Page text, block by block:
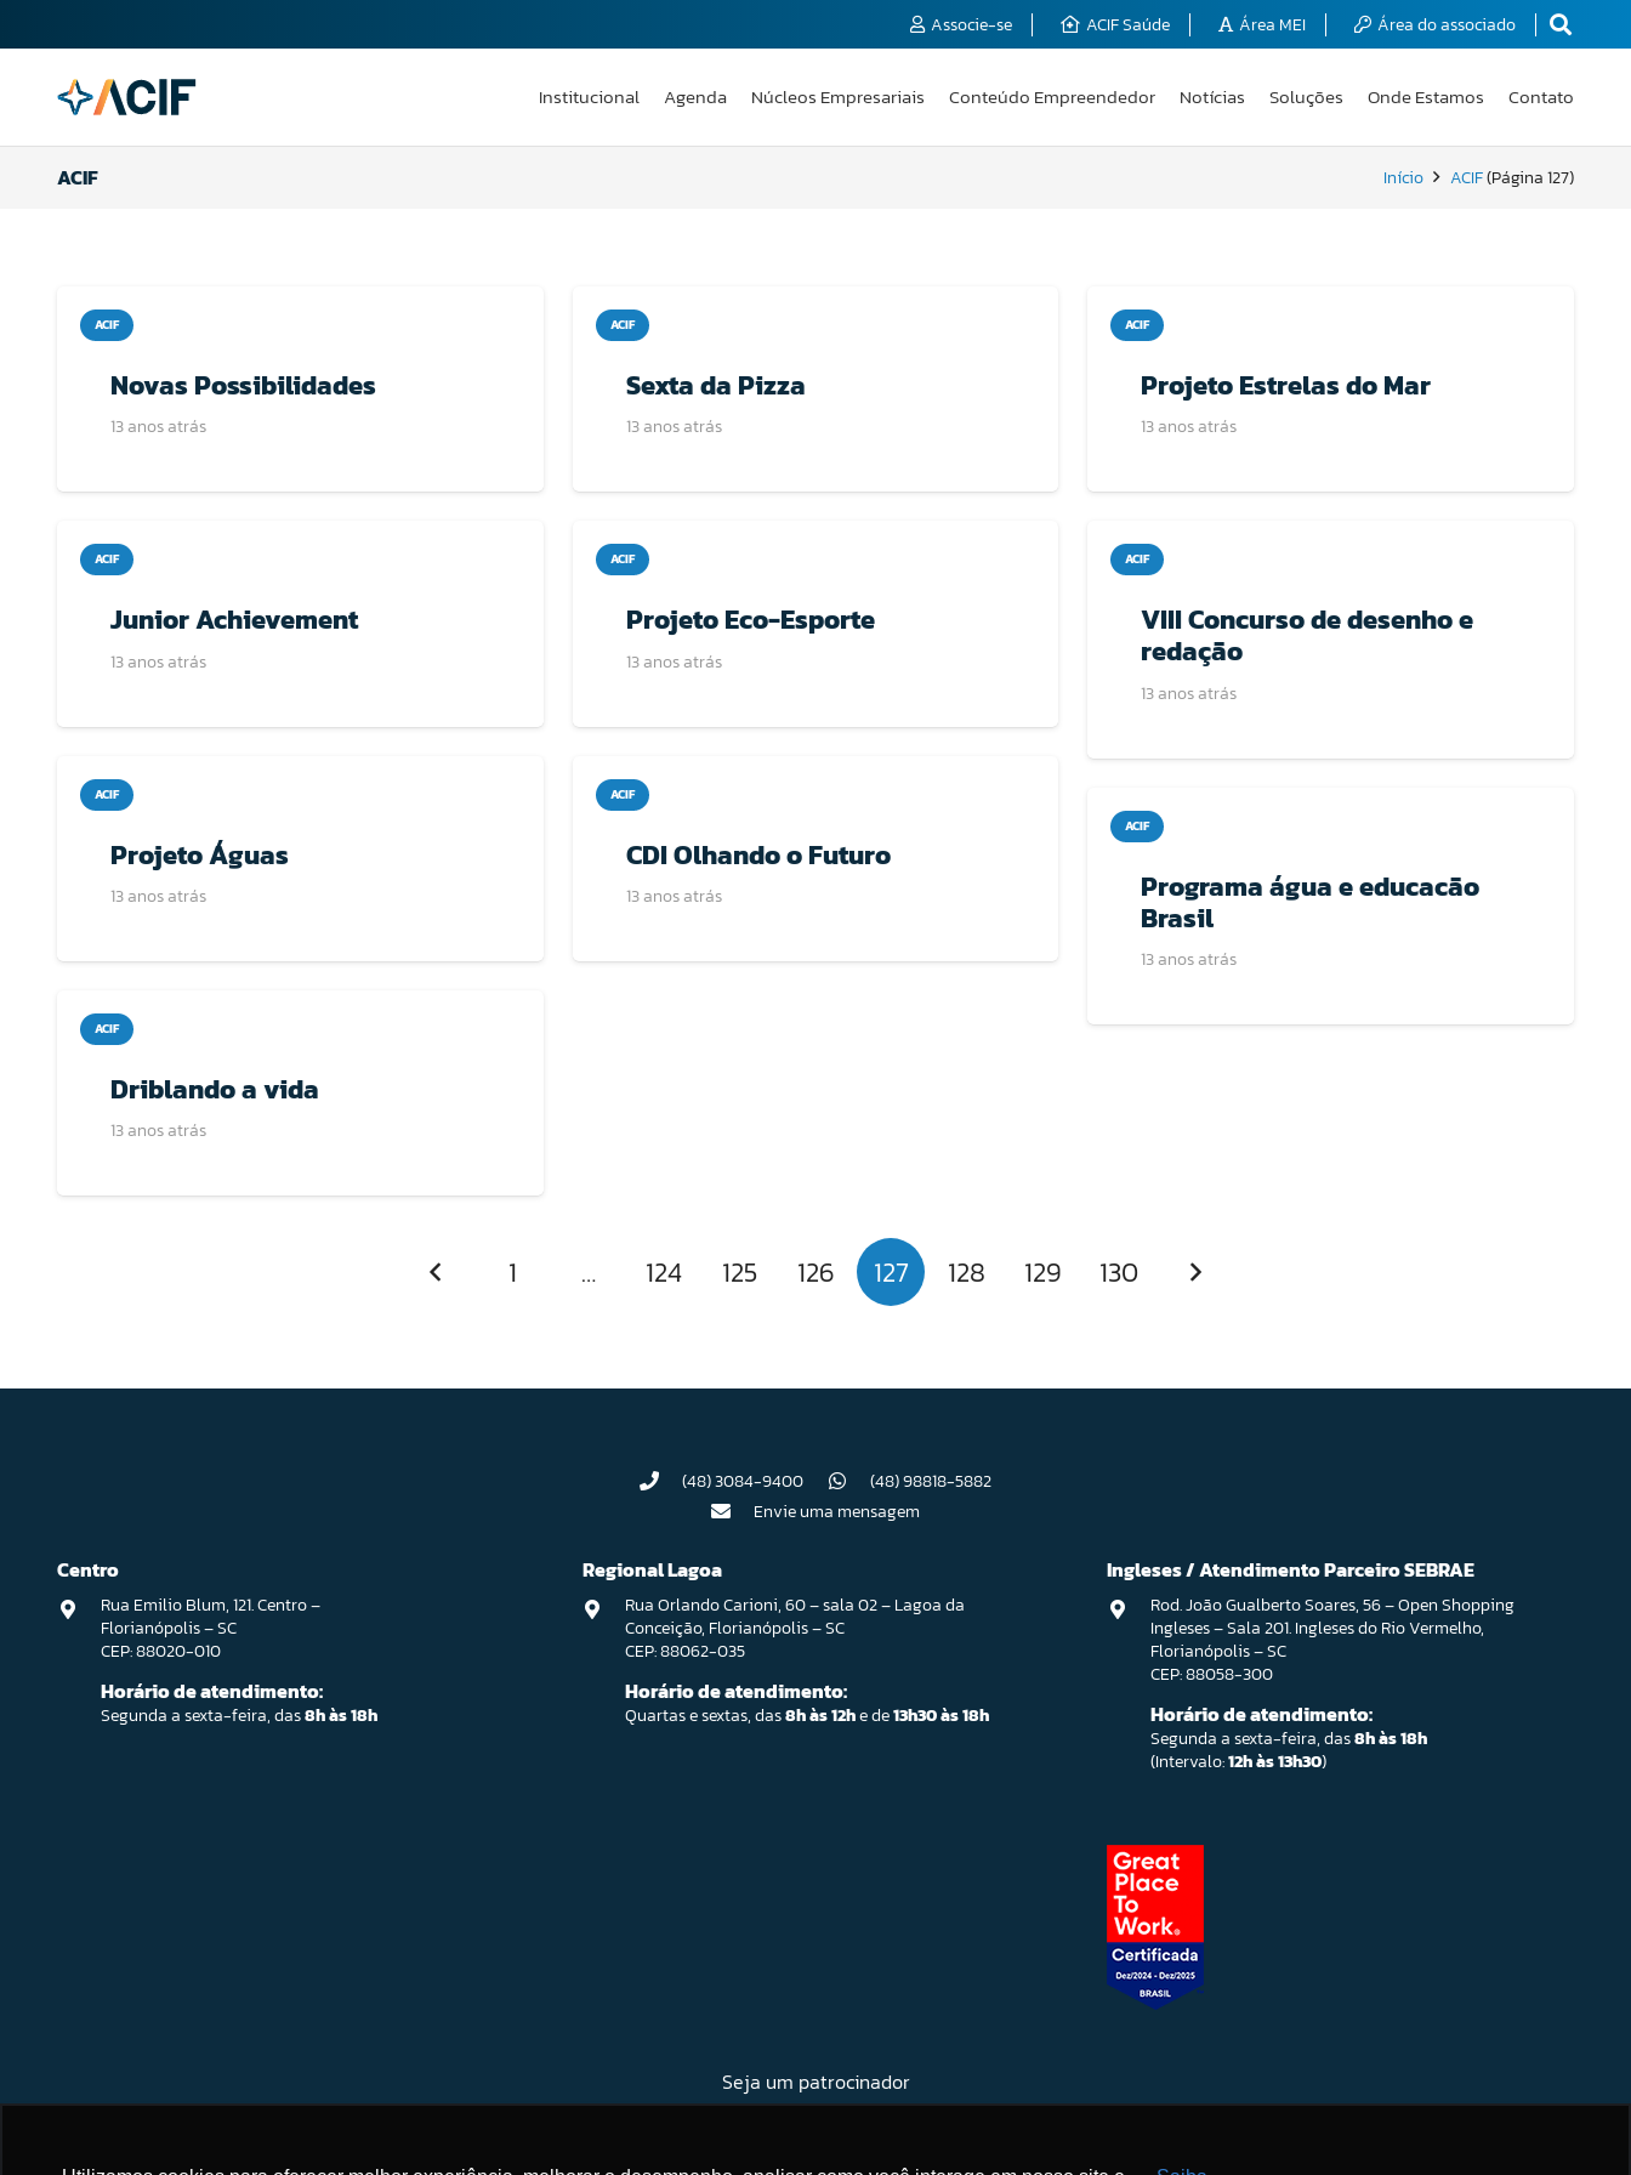
Associe-se ACIF Saúde Área MEI Área do associado
Institucional Agenda Núcleos Empresariais Conteúdo Empreendedor Notícias Soluções Onde Estamos Contato
ACIF Início ACIF(Página 127)
ACIF
Novas Possibilidades
13 anos atrás
ACIF
Sexta da Pizza
13 anos atrás
ACIF
Projeto Estrelas do Mar
13 anos atrás
ACIF
Junior Achievement
13 anos atrás
ACIF
Projeto Eco-Esporte
13 anos atrás
ACIF
VIII Concurso de desenho e
redação
13 anos atrás
ACIF
Projeto Águas
13 anos atrás
ACIF
CDI Olhando o Futuro
13 anos atrás
ACIF
Programa água e educacão
Brasil
13 anos atrás
ACIF
Driblando a vida
13 anos atrás
1 … 124 125 126 127 128 129 130
(48) 3084-9400
(48) 98818-5882
Envie uma mensagem
Centro
Rua Emilio Blum, 121. Centro –
Florianópolis – SC
CEP: 88020-010
Horário de atendimento:
Segunda a sexta-feira, das8h às 18h
Regional Lagoa
Rua Orlando Carioni, 60 – sala 02 – Lagoa da
Conceição, Florianópolis – SC
CEP: 88062-035
Horário de atendimento:
Quartas e sextas, das8h às 12he de13h30 às 18h
Ingleses / Atendimento Parceiro SEBRAE
Rod. João Gualberto Soares, 56 – Open Shopping
Ingleses – Sala 201. Ingleses do Rio Vermelho,
Florianópolis – SC
CEP: 88058-300
Horário de atendimento:
Segunda a sexta-feira, das8h às 18h
(Intervalo:12h às 13h30)
Seja um patrocinador